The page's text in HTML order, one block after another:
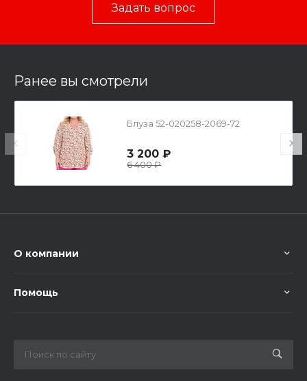
Задать вопрос
Ранее вы смотрели
Блуза 52-020258-2069-72
3 200 ₽
6 400 ₽
О компании
Помощь